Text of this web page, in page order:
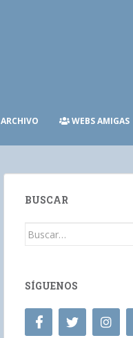
ARCHIVO WEBS AMIGAS
BUSCAR
Buscar:
SÍGUENOS